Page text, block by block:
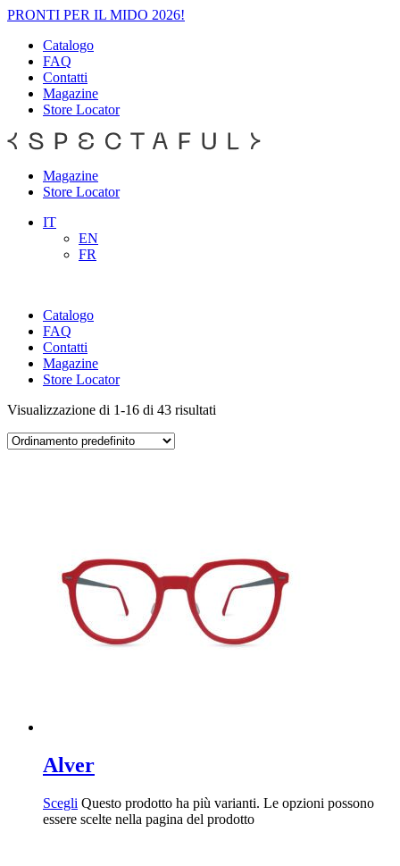
PRONTI PER IL MIDO 2026!
Catalogo
FAQ
Contatti
Magazine
Store Locator
Magazine
Store Locator
IT
EN
FR
Catalogo
FAQ
Contatti
Magazine
Store Locator
Visualizzazione di 1-16 di 43 risultati
Alver
Scegli Questo prodotto ha più varianti. Le opzioni possono
essere scelte nella pagina del prodotto